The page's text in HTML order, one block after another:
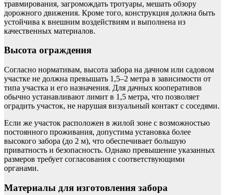
травмирования, загромождать тротуары, мешать обзору
дорожного движения. Кроме того, конструкция должна быть
устойчива к внешним воздействиям и выполнена из
качественных материалов.
Высота ограждения
Согласно нормативам, высота забора на дачном или садовом
участке не должна превышать 1,5–2 метра в зависимости от
типа участка и его назначения. Для дачных кооперативов
обычно устанавливают лимит в 1,5 метра, что позволяет
оградить участок, не нарушая визуальный контакт с соседями.
Если же участок расположен в жилой зоне с возможностью
постоянного проживания, допустима установка более
высокого забора (до 2 м), что обеспечивает большую
приватность и безопасность. Однако превышение указанных
размеров требует согласования с соответствующими
органами.
Материалы для изготовления забора